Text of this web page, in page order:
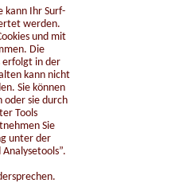
kann Ihr Surf-
werden.
und mit
Die
erfolgt in der
kann nicht
Sie können
oder sie durch
Tools
Sie
unter der